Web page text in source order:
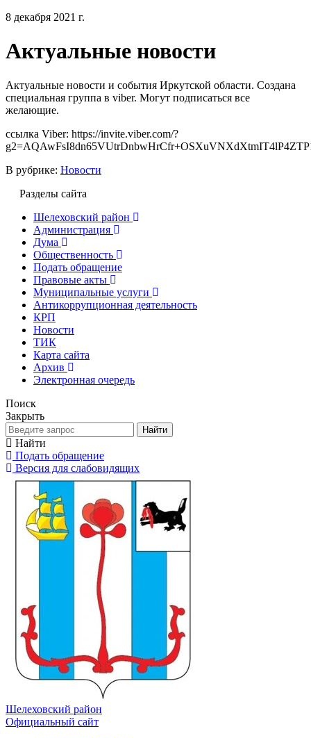
8 декабря 2021 г.
Актуальные новости
Актуальные новости и события Иркутской области. Создана
специальная группа в viber. Могут подписаться все
желающие.
ссылка Viber: https://invite.viber.com/?
В рубрике: Новости
Разделы сайта
Шелеховский район
Администрация
Дума
Общественность
Подать обращение
Правовые акты
Муниципальные услуги
Антикоррупционная деятельность
КРП
Новости
ТИК
Карта сайта
Архив
Электронная очередь
Поиск
Закрыть
Найти
Найти
Подать обращение
Версия для слабовидящих
Шелеховский район
Официальный сайт